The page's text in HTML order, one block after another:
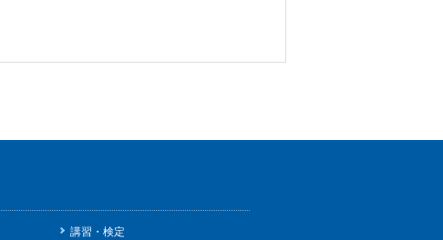
講習・検定